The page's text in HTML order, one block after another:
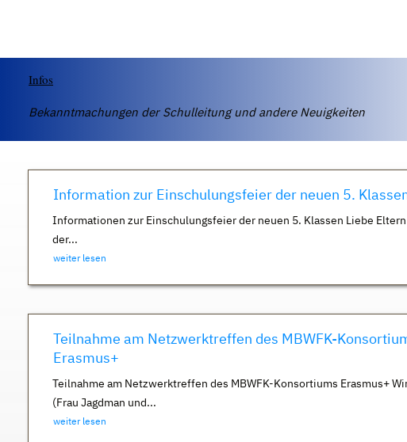
Infos
Bekanntmachungen der Schulleitung und andere Neuigkeiten
Information zur Einschulungsfeier der neuen 5.
Informationen zur Einschulungsfeier der neuen 5. Klassen Liebe Eltern
der...
weiter lesen
Teilnahme am Netzwerktreffen des MBWFK-
Erasmus+
Teilnahme am Netzwerktreffen des MBWFK-Konsortiums Erasmus+
(Frau Jagdman und...
weiter lesen